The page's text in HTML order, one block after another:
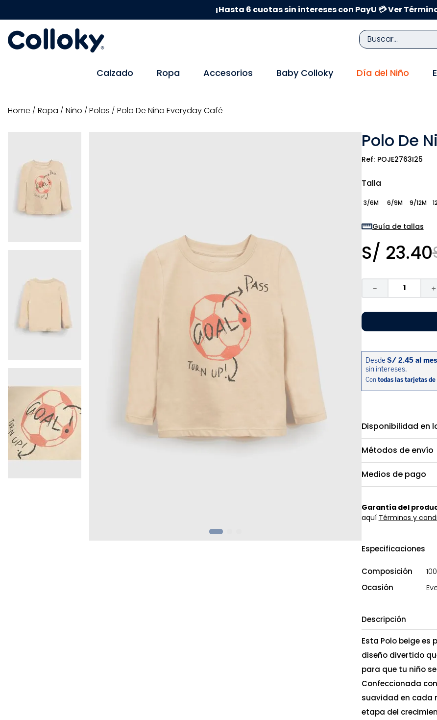
¡Hasta 6 cuotas sin intereses con PayU 💳Ver
Buscar...
Calzado Ropa Accesorios Baby Colloky Día del Niño
ropa niño polos Polo De Niño Everyday Café
Polo De
POJE2763I25
Talla
3/6M 6/9M 9/12M
Guía de tallas
S/ 23.40
＋
－
Disponibilidad en
Métodos de envío
Medios de pago
Garantía del
aquí Términos y
Especificaciones
Composición
Ocasión
Descripción
Esta Polo beige
diseño divertido
para que tu niño
Confeccionada
suavidad en cada
etapa del
TÉRMINOS MÁS BUSCADOS
10. sandalias niño